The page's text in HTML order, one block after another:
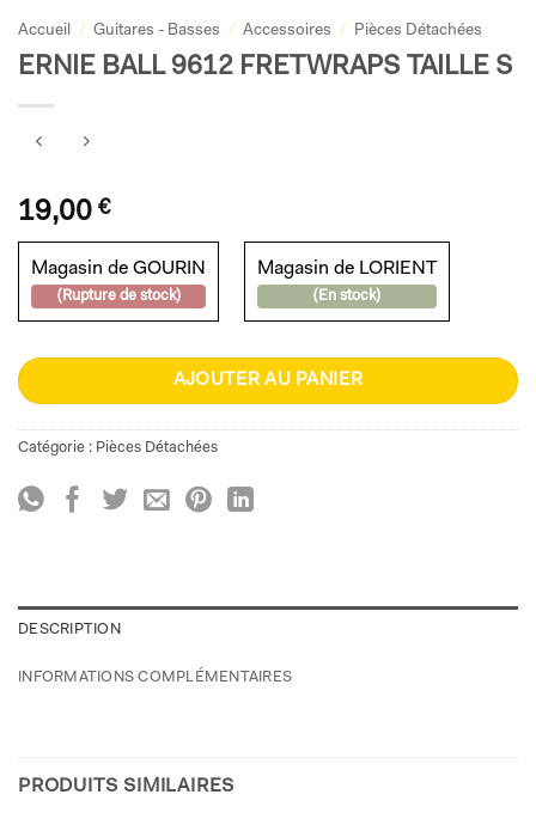
Accueil / Guitares - Basses / Accessoires / Pièces Détachées
ERNIE BALL 9612 FRETWRAPS TAILLE S
19,00 €
Magasin de GOURIN
(Rupture de stock)
Magasin de LORIENT
(En stock)
AJOUTER AU PANIER
Catégorie : Pièces Détachées
DESCRIPTION
INFORMATIONS COMPLÉMENTAIRES
PRODUITS SIMILAIRES